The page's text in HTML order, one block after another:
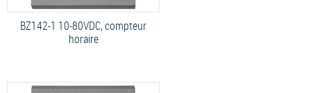
BZ142-1 10-80VDC, compteur
horaire